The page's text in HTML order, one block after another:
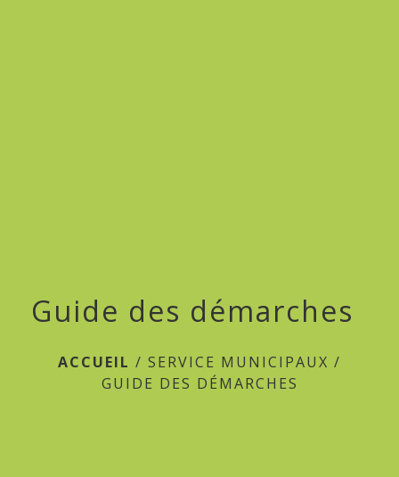
Guide des démarches
ACCUEIL / SERVICE MUNICIPAUX /
GUIDE DES DÉMARCHES